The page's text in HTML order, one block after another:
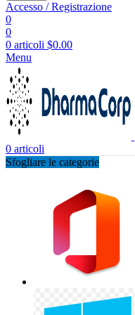
Accesso / Registrazione
0
0
0 articoli $0.00
Menu
0 articoli
Sfogliare le categorie